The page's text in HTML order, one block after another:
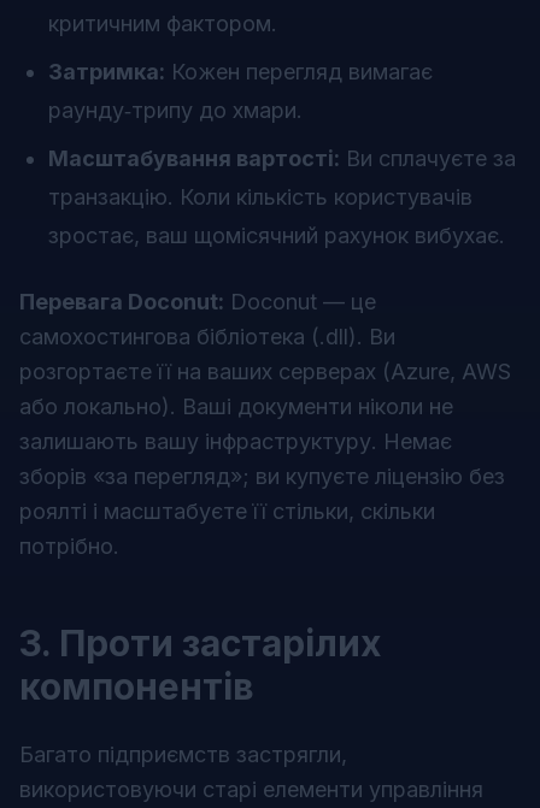
критичним фактором.
Затримка: Кожен перегляд вимагає
раунду‑трипу до хмари.
Масштабування вартості: Ви сплачуєте за
транзакцію. Коли кількість користувачів
зростає, ваш щомісячний рахунок вибухає.
Перевага Doconut: Doconut — це
самохостингова бібліотека (.dll). Ви
розгортаєте її на ваших серверах (Azure, AWS
або локально). Ваші документи ніколи не
залишають вашу інфраструктуру. Немає
зборів «за перегляд»; ви купуєте ліцензію без
роялті і масштабуєте її стільки, скільки
потрібно.
3. Проти застарілих
компонентів
Багато підприємств застрягли,
використовуючи старі елементи управління